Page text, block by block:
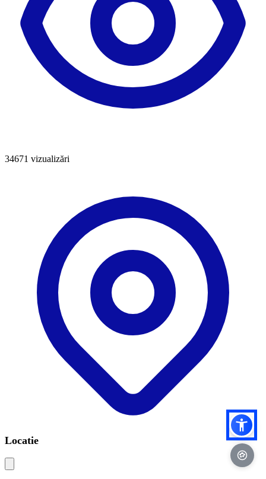
34671 vizualizări
Locatie
|©OSM